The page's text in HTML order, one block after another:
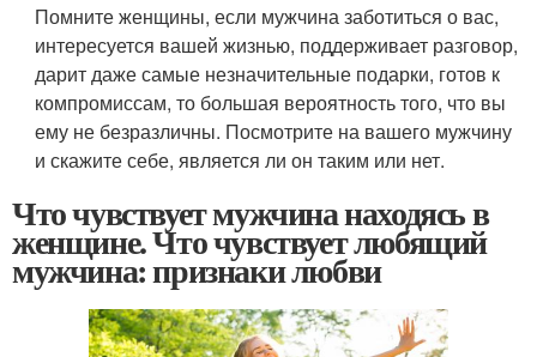
Помните женщины, если мужчина заботиться о вас,
интересуется вашей жизнью, поддерживает разговор,
дарит даже самые незначительные подарки, готов к
компромиссам, то большая вероятность того, что вы
ему не безразличны. Посмотрите на вашего мужчину
и скажите себе, является ли он таким или нет.
Что чувствует мужчина находясь в
женщине. Что чувствует любящий
мужчина: признаки любви